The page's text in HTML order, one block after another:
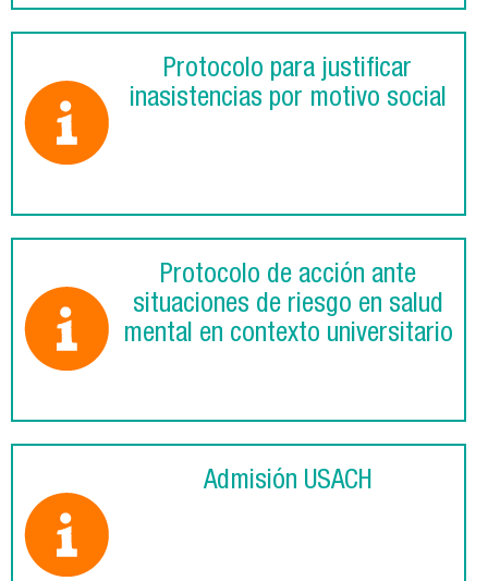
Protocolo para justificar
inasistencias por motivo social
Protocolo de acción ante
situaciones de riesgo en salud
mental en contexto universitario
Admisión USACH